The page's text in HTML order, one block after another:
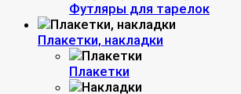
Футляры для тарелок
Плакетки, накладки
Плакетки